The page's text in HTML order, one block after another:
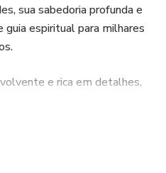
sua sabedoria profunda e
espiritual para milhares
e rica em detalhes,
seu papel como defensor